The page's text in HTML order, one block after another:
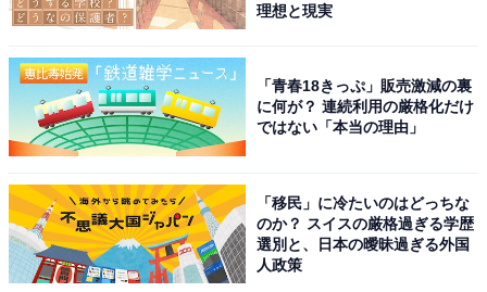
理想と現実
「青春18きっぷ」販売激減の裏
に何が？ 連続利用の厳格化だけ
ではない「本当の理由」
「移民」に冷たいのはどっちな
のか？ スイスの厳格過ぎる学歴
選別と、日本の曖昧過ぎる外国
人政策